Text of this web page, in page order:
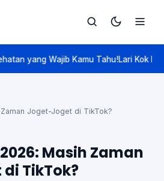
Hype. Real Talk.
Kamu Tahu!Lari Kok Pelan? Kenalan
Joget-Joget di TikTok?
Masih Zaman
TikTok?